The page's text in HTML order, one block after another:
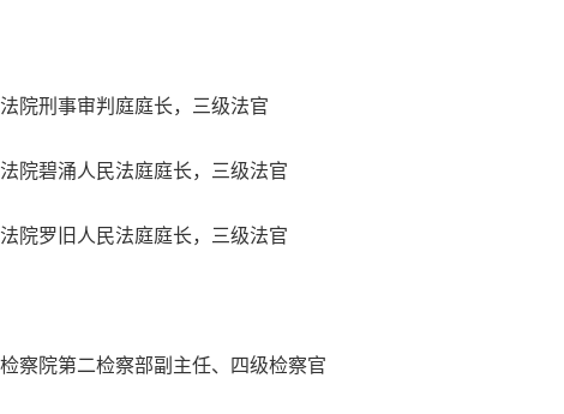
院刑事审判庭庭长，三级法官
院碧涌人民法庭庭长，三级法官
院罗旧人民法庭庭长，三级法官
察院第二检察部副主任、四级检察官